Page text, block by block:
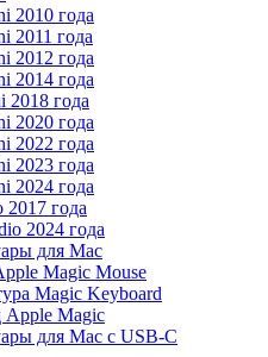
2010 года
2011 года
2012 года
2014 года
2018 года
2020 года
2022 года
2023 года
2024 года
2017 года
2024 года
для Mac
Magic Mouse
Magic Keyboard
Apple Magic
для Mac с USB-C